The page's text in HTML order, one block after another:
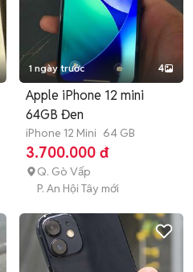
1 ngày trước 4
Apple iPhone 12 mini
64GB Đen
iPhone 12 Mini 64 GB
3.700.000 đ
Q. Gò Vấp
P. An Hội Tây mới